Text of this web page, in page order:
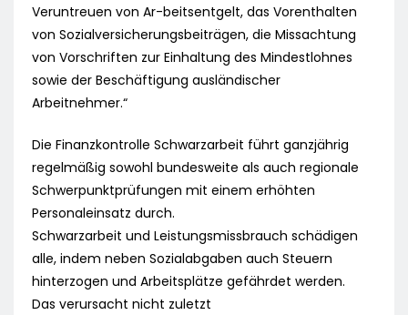
Veruntreuen von Ar-beitsentgelt, das Vorenthalten
von Sozialversicherungsbeiträgen, die Missachtung
von Vorschriften zur Einhaltung des Mindestlohnes
sowie der Beschäftigung ausländischer
Arbeitnehmer.“
Die Finanzkontrolle Schwarzarbeit führt ganzjährig
regelmäßig sowohl bundesweite als auch regionale
Schwerpunktprüfungen mit einem erhöhten
Personaleinsatz durch.
Schwarzarbeit und Leistungsmissbrauch schädigen
alle, indem neben Sozialabgaben auch Steuern
hinterzogen und Arbeitsplätze gefährdet werden.
Das verursacht nicht zuletzt